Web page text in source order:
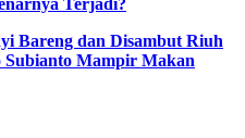
Terjadi?
Bareng dan Disambut Riuh
Mampir Makan